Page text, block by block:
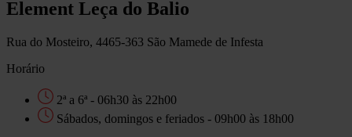
Element Leça do Balio
Rua do Mosteiro, 4465-363 São Mamede de Infesta
Horário
2ª a 6ª - 06h30 às 22h00
Sábados, domingos e feriados - 09h00 às 18h00